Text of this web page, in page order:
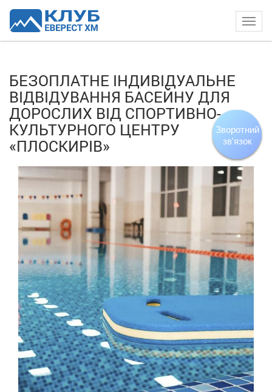
БЕЗОПЛАТНЕ ІНДИВІДУАЛЬНЕ
ВІДВІДУВАННЯ БАСЕЙНУ ДЛЯ
ДОРОСЛИХ ВІД СПОРТИВНО-
КУЛЬТУРНОГО ЦЕНТРУ
«ПЛОСКИРІВ»